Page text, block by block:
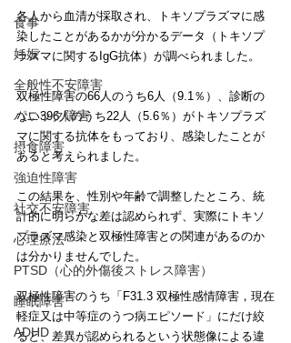
食事
妊娠
全般性不安障害
パニック障害
摂食障害
強迫性障害
社交不安障害
心理療法
PTSD（心的外傷後ストレス障害）
睡眠障害
ADHD
各人から血清が採取され、トキソプラズマに感
染したことがあるかが分かるデータ（トキソプ
ラズマに関するIgG抗体）が調べられました。
双極性障害の66人のうち6人（9.1％）、診断の
ない396人のうち22人（5.6％）がトキソプラズ
マに関する抗体をもっており、感染したことが
あると考えられました。
この結果を、性別や年齢で調整したところ、統
計的に明らかな差は認められず、実際にトキソ
プラズマ感染と双極性障害との関連があるのか
は分かりませんでした。
双極性障害のうち「F31.3 双極性感情障害，現在
軽症又は中等症のうつ病エピソード」にだけ絞
ると、差異が認められるという状態像による違